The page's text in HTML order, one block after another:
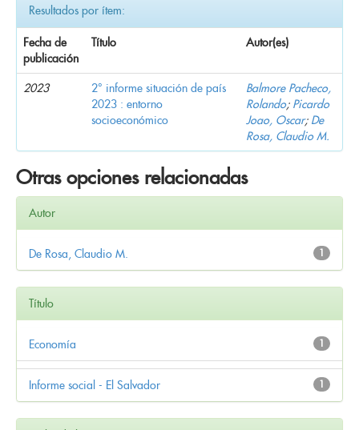
Resultados por ítem:
Fecha de
publicación
Título Autor(es)
2023
2° informe situación de país
2023 : entorno
socioeconómico
Balmore Pacheco,
Rolando; Picardo
Joao, Oscar; De
Rosa, Claudio M.
Otras opciones relacionadas
Autor
1
De Rosa, Claudio M.
Título
1
Economía
1
Informe social - El Salvador